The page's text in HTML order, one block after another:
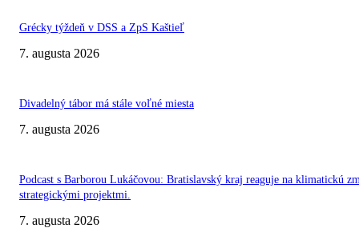
Grécky týždeň v DSS a ZpS Kaštieľ
7. augusta 2026
Divadelný tábor má stále voľné miesta
7. augusta 2026
Podcast s Barborou Lukáčovou: Bratislavský kraj reaguje na klimatickú
strategickými projektmi.
7. augusta 2026